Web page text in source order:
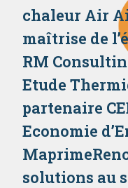
chaleur Air
maîtrise de
RM
Etude
partenaire
Economie
solutions au